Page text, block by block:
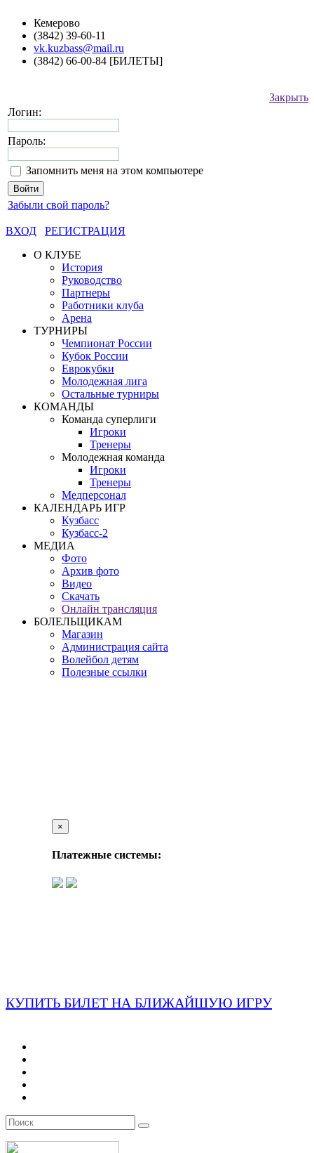
Кемерово
(3842) 39-60-11
vk.kuzbass@mail.ru
(3842) 66-00-84 [БИЛЕТЫ]
Закрыть
Логин:
Пароль:
Запомнить меня на этом компьютере
Забыли свой пароль?
ВХОД
РЕГИСТРАЦИЯ
О КЛУБЕ
История
Руководство
Партнеры
Работники клуба
Арена
ТУРНИРЫ
Чемпионат России
Кубок России
Еврокубки
Молодежная лига
Остальные турниры
КОМАНДЫ
Команда суперлиги
Игроки
Тренеры
Молодежная команда
Игроки
Тренеры
Медперсонал
КАЛЕНДАРЬ ИГР
Кузбасс
Кузбасс-2
МЕДИА
Фото
Архив фото
Видео
Скачать
Онлайн трансляция
БОЛЕЛЬЩИКАМ
Магазин
Администрация сайта
Волейбол детям
Полезные ссылки
×
Платежные системы:
КУПИТЬ БИЛЕТ НА БЛИЖАЙШУЮ ИГРУ